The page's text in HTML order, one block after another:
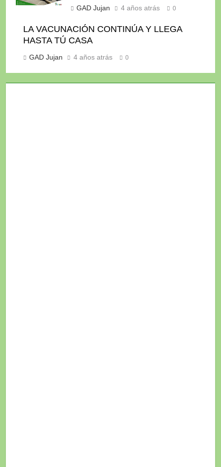
GAD Jujan 4 años atrás 0
LA VACUNACIÓN CONTINÚA Y LLEGA
HASTA TÚ CASA
GAD Jujan 4 años atrás 0